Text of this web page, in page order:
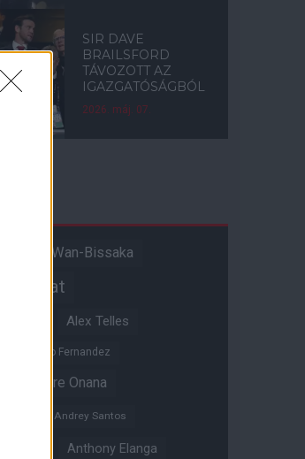
SIR DAVE
BRAILSFORD
TÁVOZOTT AZ
IGAZGATÓSÁGBÓL
2026. máj. 07.
Aaron Wan-Bissaka
csapat
Alex Telles
Alvaro Fernandez
Andre Onana
Andrey Santos
Anthony Elanga